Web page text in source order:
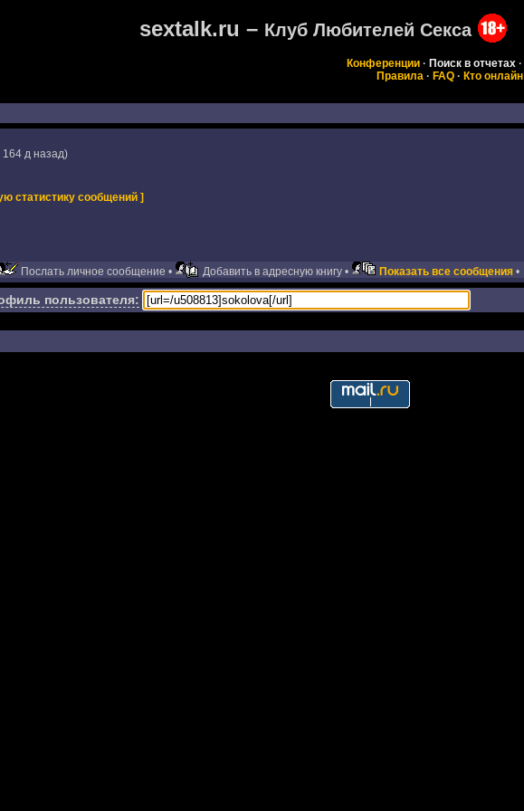
sextalk.ru – Клуб Любителей Секса
Конференции· Поиск в отчетах·
Правила · FAQ · Кто онлайн
д назад)
статистику сообщений ]
Послать личное сообщение • Добавить в адресную книгу • Показать все сообщения•
пользователя: